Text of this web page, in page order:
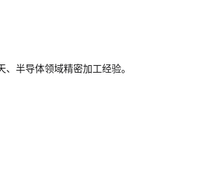
半导体领域精密加工经验。